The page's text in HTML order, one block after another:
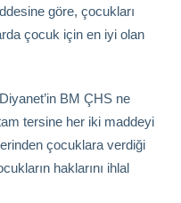
göre, çocukları
çocuk için en iyi olan
BM ÇHS ne
tersine her iki maddeyi
çocuklara verdiği
haklarını ihlal